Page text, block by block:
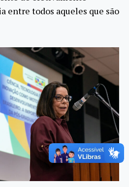
entre todos aqueles que são